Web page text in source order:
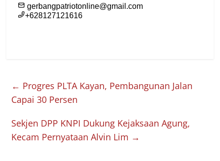
← Progres PLTA Kayan, Pembangunan Jalan
Capai 30 Persen
Sekjen DPP KNPI Dukung Kejaksaan Agung,
Kecam Pernyataan Alvin Lim →